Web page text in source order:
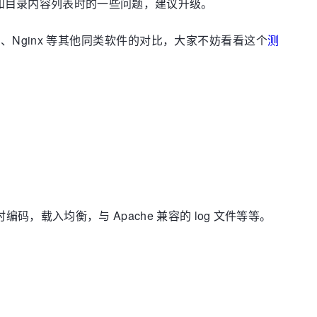
Nginx 等其他同类软件的对比，大家不妨看看这个测
码，载入均衡，与 Apache 兼容的 log 文件等等。